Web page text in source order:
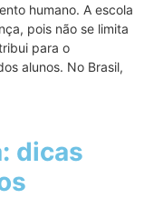
humano. A escola
pois não se limita
para o
alunos. No Brasil,
dicas